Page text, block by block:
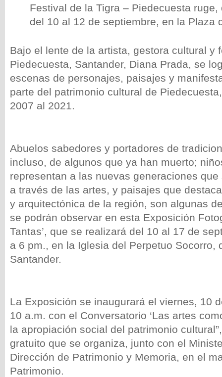
Festival de la Tigra – Piedecuesta
del 10 al 12 de septiembre, en la Plaza
Bajo el lente de la artista, gestora cultural y
Piedecuesta, Santander, Diana Prada, se
escenas de personajes, paisajes y
parte del patrimonio cultural de
2007 al 2021.
Abuelos sabedores y portadores de
incluso, de algunos que ya han muerto;
representan a las nuevas generaciones
a través de las artes, y paisajes que
y arquitectónica de la región, son algunas
se podrán observar en esta Exposición
Tantas’, que se realizará del 10 al 17 de
a 6 pm., en la Iglesia del Perpetuo Socorro,
Santander.
La Exposición se inaugurará el viernes, 10
10 a.m. con el Conversatorio ‘Las artes
la apropiación social del patrimonio
gratuito que se organiza, junto con el
Dirección de Patrimonio y Memoria, en el
Patrimonio.